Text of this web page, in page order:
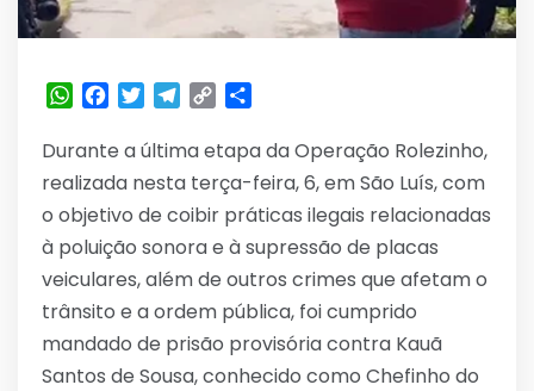
WhatsApp
Facebook
TwitterTelegram
Copy
Durante a última etapa da Operação Rolezinho,
realizada nesta terça-feira, 6, em São Luís, com
o objetivo de coibir práticas ilegais relacionadas
à poluição sonora e à supressão de placas
veiculares, além de outros crimes que afetam o
trânsito e a ordem pública, foi cumprido
mandado de prisão provisória contra Kauã
Santos de Sousa, conhecido como Chefinho do